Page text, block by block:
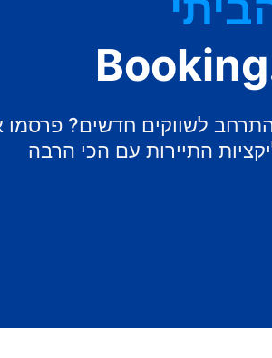
לשווקים חדשים?
התיירות עם הכי הרבה